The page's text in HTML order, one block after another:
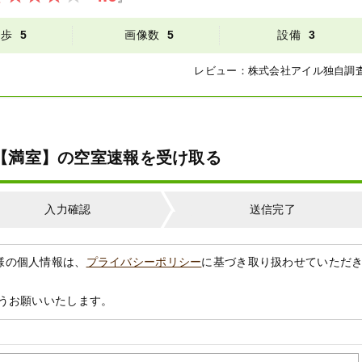
5 画像数 5 設備 3
レビュー： 株式会社アイル独自調
室】の空室速報を受け取る
入力確認 送信完了
個人情報は、 プライバシーポリシーに基づき取り扱わせていただ
願いいたします。